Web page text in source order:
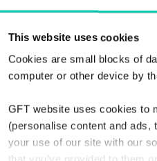
This website uses cookies
Cookies are small blocks of
computer or other device by
GFT website uses cookies to
(personalise content and
your use of our site with our
Solutions mit größter
E-Mail an
info@gft.com
und
(Telemediengesetz)